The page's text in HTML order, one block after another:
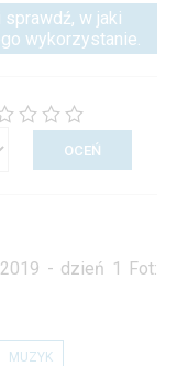
w jaki
wykorzystanie.
- dzień 1 Fot:
MUZYK